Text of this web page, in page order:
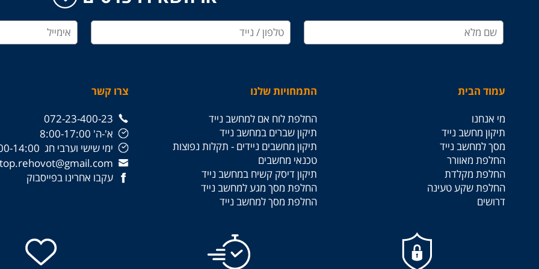
עמוד הבית
מי אנחנו
תיקון מחשב נייד
מסך למחשב נייד
החלפת מאוורר
החלפת מקלדת
החלפת שקע טעינה
דרושים
התמחויות שלנו
החלפת לוח אם למחשב נייד
תיקון שברים במחשב נייד
תיקון מחשבים ניידים - תקלות נפוצות
טכנאי מחשבים
תיקון דיסק קשיח במחשב נייד
החלפת מסך מגע למחשב נייד
החלפת מסך למחשב נייד
צרו קשר
א'-ה' 8:00-17:00
ימי שישי וערבי חג 8:00-14:00
עקבו אחרינו בפייסבוק